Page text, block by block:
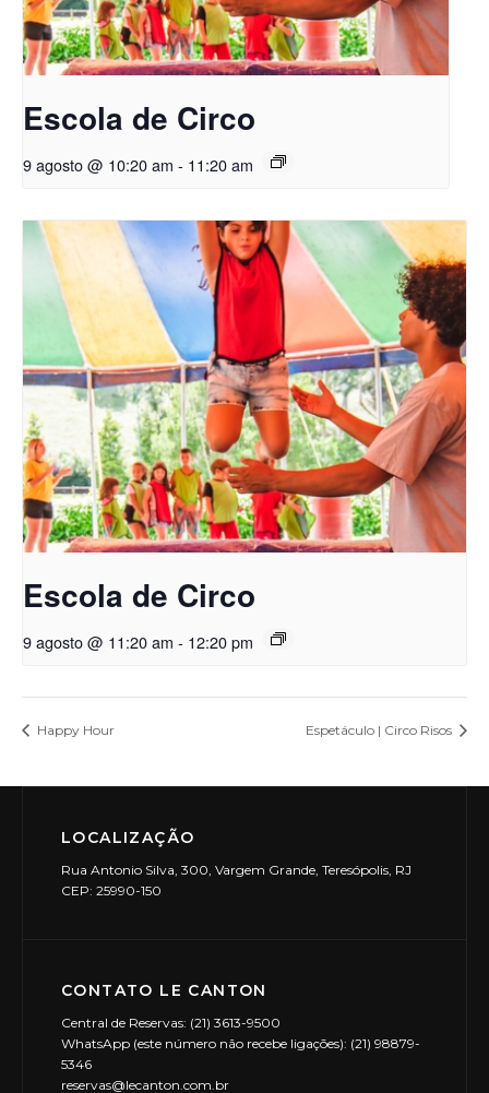
Escola de Circo
9 agosto @ 10:20 am - 11:20 am
Escola de Circo
9 agosto @ 11:20 am - 12:20 pm
Happy Hour Espetáculo | Circo Risos
LOCALIZAÇÃO
Rua Antonio Silva, 300, Vargem Grande, Teresópolis, RJ
CEP: 25990-150
CONTATO LE CANTON
Central de Reservas: (21) 3613-9500
WhatsApp (este número não recebe ligações): (21) 98879-
5346
reservas@lecanton.com.br